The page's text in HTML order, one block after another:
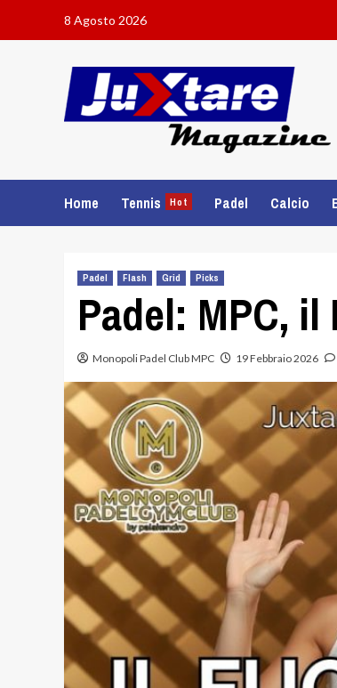
8 Agosto 2026
Home Tennis Hot Padel Calcio
Padel Flash Grid Picks
Padel: MPC,
Monopoli Padel Club MPC 19 Febbraio 2026